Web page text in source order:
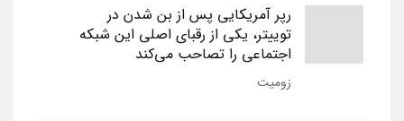
رپر آمریکایی پس از بن شدن در
توییتر، یکی از رقبای اصلی این شبکه
اجتماعی را تصاحب می‌کند
زومیت